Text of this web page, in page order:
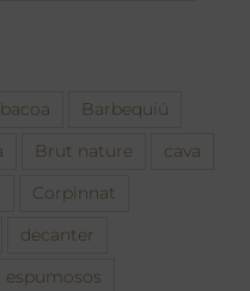
Barbequiú
Brut nature cava
Corpinnat
decanter
espumosos